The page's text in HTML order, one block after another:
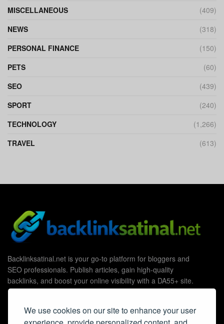
We use cookies on our site to enhance your user
MISCELLANEOUS
(409)
NEWS
(318)
PERSONAL FINANCE
(150)
PETS
(60)
SEO
(439)
SPORT
(240)
TECHNOLOGY
(1,266)
TRAVEL
(613)
Backlinksatinal.net is your go-to platform for bloggers and
SEO professionals. Publish articles, gain high-quality
backlinks, and boost your online visibility with a DA55+ site.